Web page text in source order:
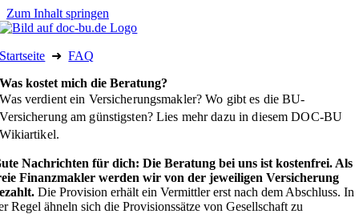
Zum Inhalt springen
Startseite ➜FAQ
Was kostet mich die Beratung?
Was verdient ein Versicherungsmakler? Wo gibt es die BU-
Versicherung am günstigsten? Lies mehr dazu in diesem DOC-BU
Wikiartikel.
Nachrichten für dich: Die Beratung bei uns ist kostenfrei. Als
Finanzmakler werden wir von der jeweiligen Versicherung
Die Provision erhält ein Vermittler erst nach dem Abschluss. In
Regel ähneln sich die Provisionssätze von Gesellschaft zu